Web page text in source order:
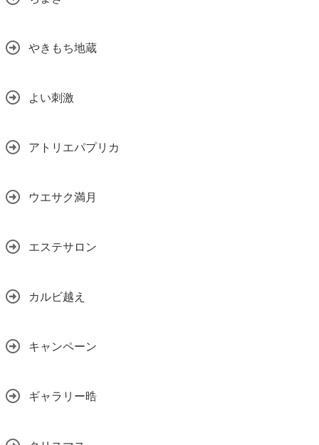
やきもち地蔵
よい刺激
アトリエパプリカ
ウエサク満月
エステサロン
カルビ越え
キャンペーン
ギャラリー晧